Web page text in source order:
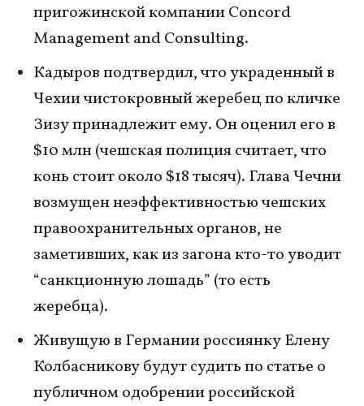
пригожинской компании Concord
Management and Consulting.
Кадыров подтвердил, что украденный в
Чехии чистокровный жеребец по кличке
Зизу принадлежит ему. Он оценил его в
$10 млн (чешская полиция считает, что
конь стоит около $18 тысяч). Глава Чечни
возмущен неэффективностью чешских
правоохранительных органов, не
заметивших, как из загона кто-то уводит
“санкционную лошадь” (то есть
жеребца).
Живущую в Германии россиянку Елену
Колбасникову будут судить по статье о
публичном одобрении российской